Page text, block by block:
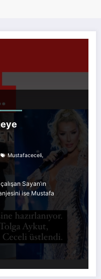
Mustafaceceli,
Sayan’ın
ise Mustafa